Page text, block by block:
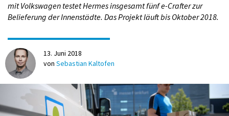
mit Volkswagen testet Hermes insgesamt fünf e-Crafter zur
Belieferung der Innenstädte. Das Projekt läuft bis Oktober 2018.
13. Juni 2018
von Sebastian Kaltofen